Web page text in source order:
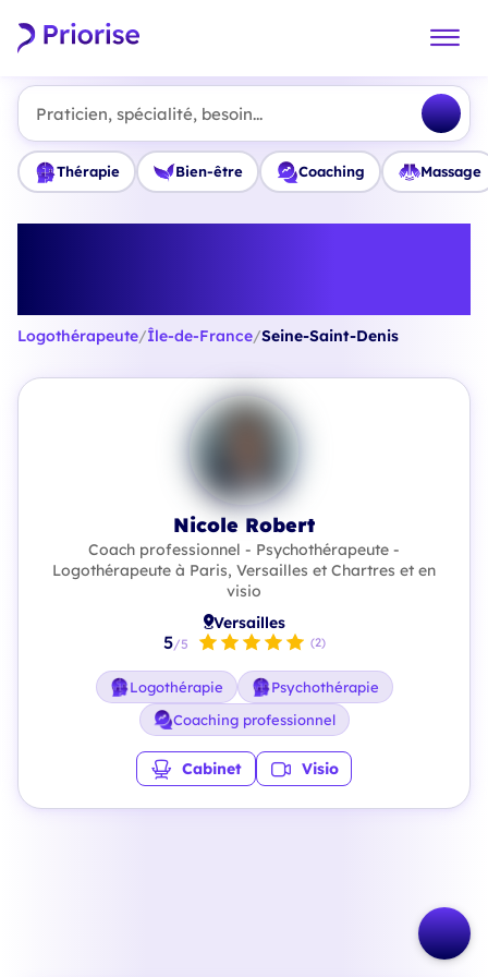
Praticien, spécialité, besoin...
Thérapie Bien-être Coaching Massage
Logothérapeute/Île-de-France/Seine-Saint-Denis
Nicole Robert
Coach professionnel - Psychothérapeute -
Logothérapeute à Paris, Versailles et Chartres et en
visio
Versailles
5/5 (2)
Logothérapie
Psychothérapie
Coaching professionnel
Cabinet Visio